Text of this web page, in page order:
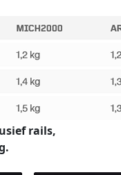
rails,